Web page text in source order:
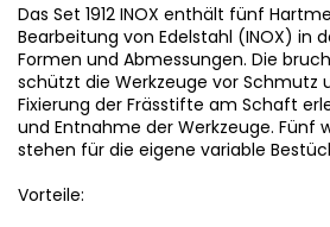
Das Set 1912 INOX enthält fünf
Bearbeitung von Edelstahl (INOX) in
Formen und Abmessungen. Die
schützt die Werkzeuge vor Schmutz
Fixierung der Frässtifte am Schaft
und Entnahme der Werkzeuge. Fünf
stehen für die eigene variable
Vorteile: